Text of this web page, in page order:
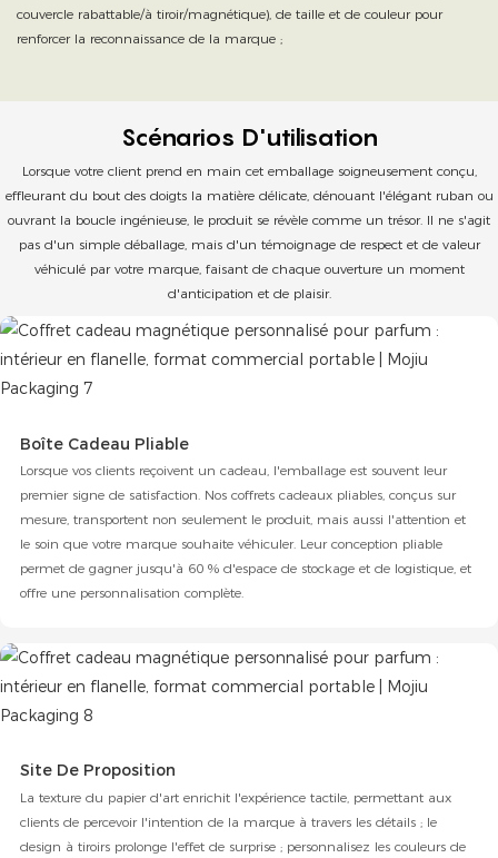
couvercle rabattable/à tiroir/magnétique), de taille et de couleur pour
renforcer la reconnaissance de la marque ;
Scénarios D'utilisation
Lorsque votre client prend en main cet emballage soigneusement conçu,
effleurant du bout des doigts la matière délicate, dénouant l'élégant ruban ou
ouvrant la boucle ingénieuse, le produit se révèle comme un trésor. Il ne s'agit
pas d'un simple déballage, mais d'un témoignage de respect et de valeur
véhiculé par votre marque, faisant de chaque ouverture un moment
d'anticipation et de plaisir.
Boîte Cadeau Pliable
Lorsque vos clients reçoivent un cadeau, l'emballage est souvent leur
premier signe de satisfaction. Nos coffrets cadeaux pliables, conçus sur
mesure, transportent non seulement le produit, mais aussi l'attention et
le soin que votre marque souhaite véhiculer. Leur conception pliable
permet de gagner jusqu'à 60 % d'espace de stockage et de logistique, et
offre une personnalisation complète.
Site De Proposition
La texture du papier d'art enrichit l'expérience tactile, permettant aux
clients de percevoir l'intention de la marque à travers les détails ; le
design à tiroirs prolonge l'effet de surprise ; personnalisez les couleurs de